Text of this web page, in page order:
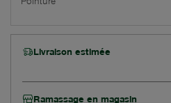
Livraison estimée
Ramassage en magasin